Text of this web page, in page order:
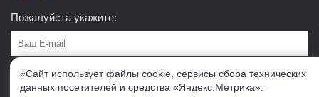
Пожалуйста укажите:
Подписаться
«Сайт использует файлы cookie, сервисы сбора технических
данных посетителей и средства «Яндекс.Метрика».